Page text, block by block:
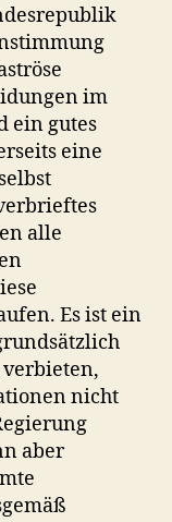
im
ein gutes
eine
alle
Es ist ein
nicht
aber